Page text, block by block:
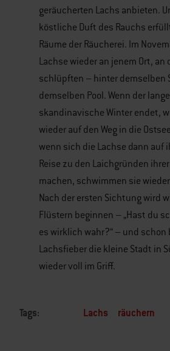
geräucherten Lachs anbieten.
köstliche Duft des Rauchs
Räume der Räucherei. Im
Lachse wieder an jenem Ort, an
schlüpften – hinter demselben
demselben Pool. Wenn der lange
skandinavische Winter endet,
wieder auf den Weg in die
wenn sich die Lachse dann auf
Reise zu den Laichgründen
machen, schwimmen sie
Nach der ersten Sichtung wird
Flüstern beginnen – „Hast du
es wirklich wahr?“ – und schon
Lachsfieber die kleine Stadt in
wieder voll im Griff.
Tags: Lachs räuchern